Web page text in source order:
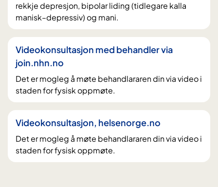
rekkje depresjon, bipolar liding (tidlegare kalla
manisk–depressiv) og mani.
Videokonsultasjon med behandler via
join.nhn.no
Det er mogleg å møte behandlararen din via video i
staden for fysisk oppmøte.
Videokonsultasjon, helsenorge.no
Det er mogleg å møte behandlararen din via video i
staden for fysisk oppmøte.